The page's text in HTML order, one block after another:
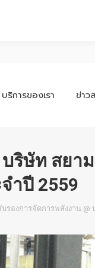
บริการของเรา ข่าว
บริษัท สย
ำปี 2559
รองการจัดการพลังงาน